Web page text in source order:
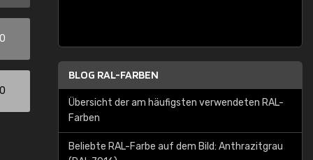
BLOG RAL-FARBEN
Übersicht der am häufigsten verwendeten RAL-
Farben
Beliebte RAL-Farbe auf dem Bild: Anthrazitgrau